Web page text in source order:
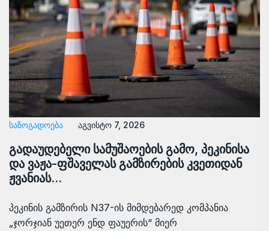
ᲡᲐᲖᲝᲒᲐᲓᲝᲔᲑᲐ აგვისტო 7, 2026
გადაუდებელი სამუშაოების გამო, პეკინისა
და ვაჟა-ფშაველას გამზირების კვეთიდან
ჟვანიას…
პეკინის გამზირის N37-ის მიმდებარედ კომპანია
„ჯორჯიან უეთერ ენდ ფაუერის“ მიერ